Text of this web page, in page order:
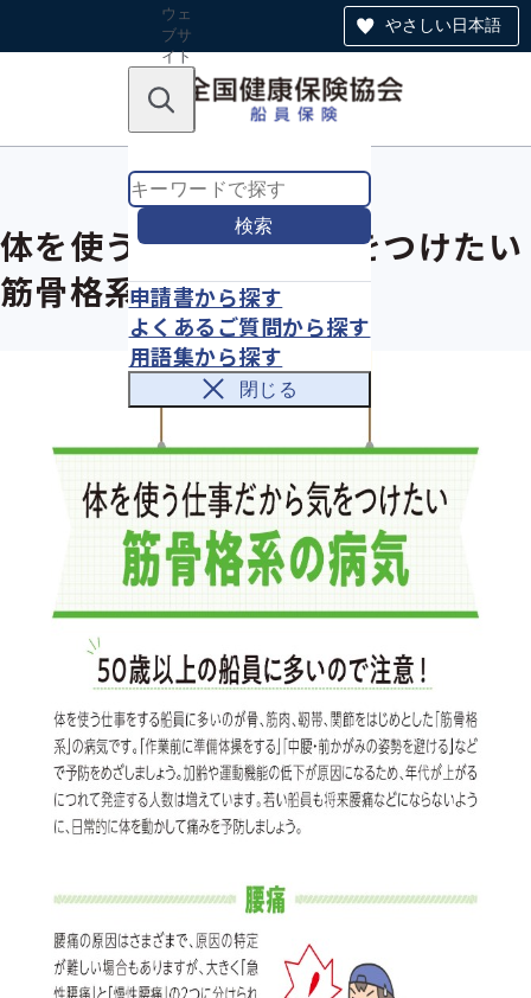
やさしい日本語
ウェ
ブサ
イト
のナ
ン
キーワードで探す
検索
申請書から探す
よくあるご質問から探す
用語集から探す
閉じる
体を使う仕事だから気をつけたい
筋骨格系の病気